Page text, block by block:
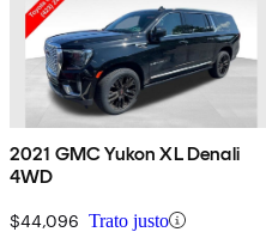
2021 GMC Yukon XL Denali
4WD
$44,096 Trato justo